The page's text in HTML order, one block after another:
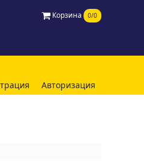
Корзина 0/0
Авторизация